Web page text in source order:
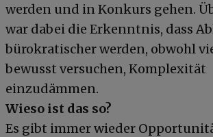
werden und in Konkurs gehen.
war dabei die Erkenntnis, dass
bürokratischer werden, obwohl
bewusst versuchen, Komplexität
einzudämmen.
Wieso ist das so?
Es gibt immer wieder